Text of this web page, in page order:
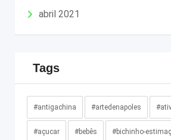
abril 2021
Tags
#antigachina #artedenapoles
#açucar #bebês #bichinho-